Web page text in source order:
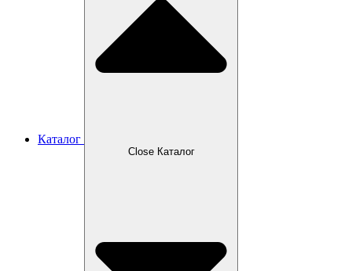
Каталог
Close Каталог